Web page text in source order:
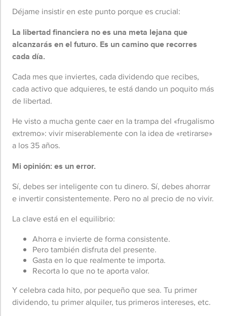
Déjame insistir en este punto porque es crucial:
La libertad financiera no es una meta lejana que
alcanzarás en el futuro. Es un camino que recorres
cada día.
Cada mes que inviertes, cada dividendo que recibes,
cada activo que adquieres, te está dando un poquito más
de libertad.
He visto a mucha gente caer en la trampa del «frugalismo
extremo»: vivir miserablemente con la idea de «retirarse»
a los 35 años.
Mi opinión: es un error.
Sí, debes ser inteligente con tu dinero. Sí, debes ahorrar
e invertir consistentemente. Pero no al precio de no vivir.
La clave está en el equilibrio:
Ahorra e invierte de forma consistente.
Pero también disfruta del presente.
Gasta en lo que realmente te importa.
Recorta lo que no te aporta valor.
Y celebra cada hito, por pequeño que sea. Tu primer
dividendo, tu primer alquiler, tus primeros intereses, etc.